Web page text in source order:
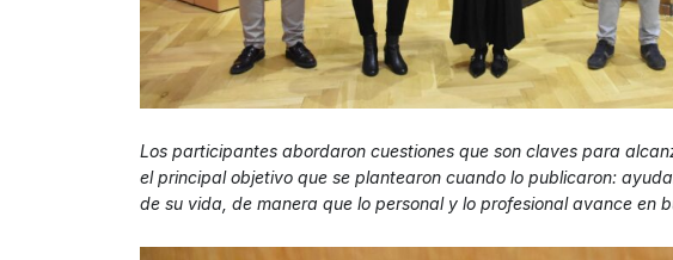
Los participantes abordaron cuestiones que son claves para
el principal objetivo que se plantearon cuando lo publicaron:
de su vida, de manera que lo personal y lo profesional avance en